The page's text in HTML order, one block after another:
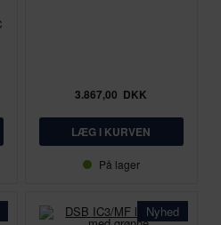
3.867,00 DKK
På lager
Nyhed